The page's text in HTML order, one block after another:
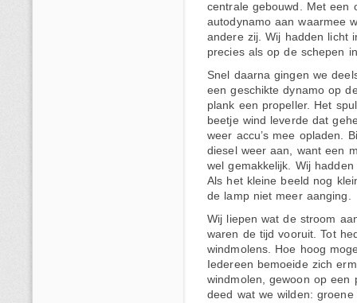
centrale gebouwd. Met een
autodynamo aan waarmee
andere zij. Wij hadden licht
precies als op de schepen
Snel daarna gingen we
een geschikte dynamo op
plank een propeller. Het
beetje wind leverde dat
weer accu’s mee opladen.
diesel weer aan, want een
wel gemakkelijk. Wij
Als het kleine beeld nog
de lamp niet meer aanging.
Wij liepen wat de stroom
waren de tijd vooruit. Tot
windmolens. Hoe hoog
Iedereen bemoeide zich
windmolen, gewoon op een
deed wat we wilden: